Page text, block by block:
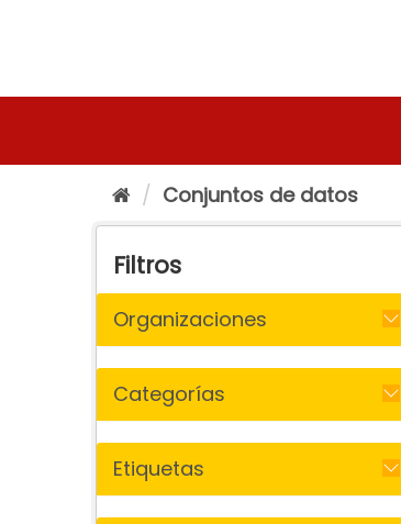
Conjuntos de datos
Filtros
Organizaciones
Categorías
Etiquetas